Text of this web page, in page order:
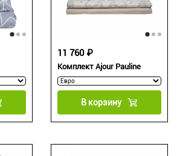
Комплект Ajour Pauline
11 760 ₽
В корзину